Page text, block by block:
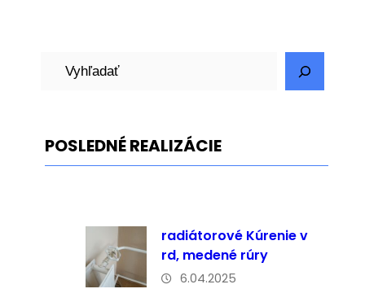
d
a
POSLEDNÉ REALIZÁCIE
radiátorové Kúrenie v
rd, medené rúry
6.04.2025